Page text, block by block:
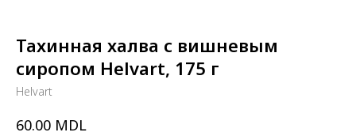
Тахинная халва с вишневым
сиропом Helvart, 175 г
Helvart
60.00 MDL